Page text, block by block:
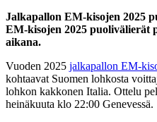
Jalkapallon EM-kisojen 2025
EM-kisojen 2025 puolivälierät
aikana.
Vuoden 2025 jalkapallon EM-
kohtaavat Suomen lohkosta
lohkon kakkonen Italia. Ottelu
heinäkuuta klo 22:00 Genevessä.